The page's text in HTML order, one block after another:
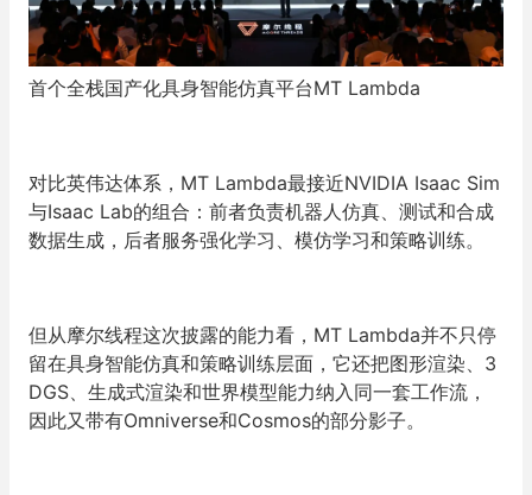
首个全栈国产化具身智能仿真平台MT Lambda
对比英伟达体系，MT Lambda最接近NVIDIA Isaac Sim
与Isaac Lab的组合：前者负责机器人仿真、测试和合成
数据生成，后者服务强化学习、模仿学习和策略训练。
但从摩尔线程这次披露的能力看，MT Lambda并不只停
留在具身智能仿真和策略训练层面，它还把图形渲染、3
DGS、生成式渲染和世界模型能力纳入同一套工作流，
因此又带有Omniverse和Cosmos的部分影子。